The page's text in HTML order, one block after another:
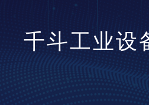
千斗工业设